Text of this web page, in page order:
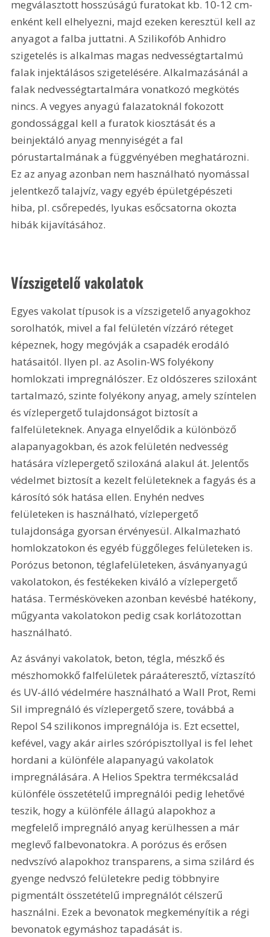
megválasztott hosszúságú furatokat kb. 10-12 cm-
enként kell elhelyezni, majd ezeken keresztül kell az
anyagot a falba juttatni. A Szilikofób Anhidro
szigetelés is alkalmas magas nedvességtartalmú
falak injektálásos szigetelésére. Alkalmazásánál a
falak nedvességtartalmára vonatkozó megkötés
nincs. A vegyes anyagú falazatoknál fokozott
gondossággal kell a furatok kiosztását és a
beinjektáló anyag mennyiségét a fal
pórustartalmának a függvényében meghatározni.
Ez az anyag azonban nem használható nyomással
jelentkező talajvíz, vagy egyéb épületgépészeti
hiba, pl. csőrepedés, lyukas esőcsatorna okozta
hibák kijavításához.
Vízszigetelő vakolatok
Egyes vakolat típusok is a vízszigetelő anyagokhoz
sorolhatók, mivel a fal felületén vízzáró réteget
képeznek, hogy megóvják a csapadék erodáló
hatásaitól. Ilyen pl. az Asolin-WS folyékony
homlokzati impregnálószer. Ez oldószeres sziloxánt
tartalmazó, szinte folyékony anyag, amely színtelen
és vízlepergető tulajdonságot biztosít a
falfelületeknek. Anyaga elnyelődik a különböző
alapanyagokban, és azok felületén nedvesség
hatására vízlepergető sziloxáná alakul át. Jelentős
védelmet biztosít a kezelt felületeknek a fagyás és a
károsító sók hatása ellen. Enyhén nedves
felületeken is használható, vízlepergető
tulajdonsága gyorsan érvényesül. Alkalmazható
homlokzatokon és egyéb függőleges felületeken is.
Porózus betonon, téglafelületeken, ásványanyagú
vakolatokon, és festékeken kiváló a vízlepergető
hatása. Termésköveken azonban kevésbé hatékony,
műgyanta vakolatokon pedig csak korlátozottan
használható.
Az ásványi vakolatok, beton, tégla, mészkő és
mészhomokkő falfelületek páraáteresztő, víztaszító
és UV-álló védelmére használható a Wall Prot, Remi
Sil impregnáló és vízlepergető szere, továbbá a
Repol S4 szilikonos impregnálója is. Ezt ecsettel,
kefével, vagy akár airles szórópisztollyal is fel lehet
hordani a különféle alapanyagú vakolatok
impregnálására. A Helios Spektra termékcsalád
különféle összetételű impregnálói pedig lehetővé
teszik, hogy a különféle állagú alapokhoz a
megfelelő impregnáló anyag kerülhessen a már
meglevő falbevonatokra. A porózus és erősen
nedvszívó alapokhoz transparens, a sima szilárd és
gyenge nedvszó felületekre pedig többnyire
pigmentált összetételű impregnálót célszerű
használni. Ezek a bevonatok megkeményítik a régi
bevonatok egymáshoz tapadását is.